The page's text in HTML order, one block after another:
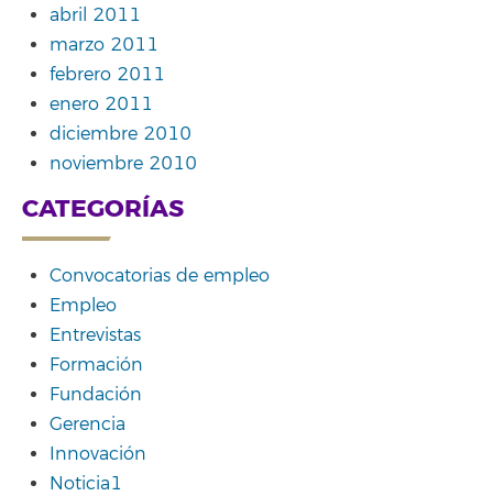
abril 2011
marzo 2011
febrero 2011
enero 2011
diciembre 2010
noviembre 2010
CATEGORÍAS
Convocatorias de empleo
Empleo
Entrevistas
Formación
Fundación
Gerencia
Innovación
Noticia1